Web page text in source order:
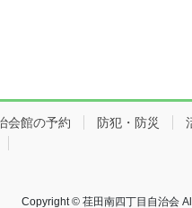
会館の予約 防犯・防災
Copyright © 荏田南四丁目自治会